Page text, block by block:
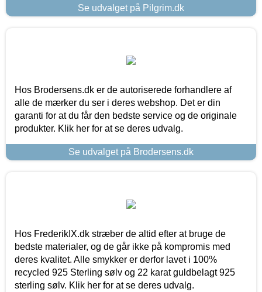
Se udvalget på Pilgrim.dk
Hos Brodersens.dk er de autoriserede forhandlere af
alle de mærker du ser i deres webshop. Det er din
garanti for at du får den bedste service og de originale
produkter. Klik her for at se deres udvalg.
Se udvalget på Brodersens.dk
Hos FrederikIX.dk stræber de altid efter at bruge de
bedste materialer, og de går ikke på kompromis med
deres kvalitet. Alle smykker er derfor lavet i 100%
recycled 925 Sterling sølv og 22 karat guldbelagt 925
sterling sølv. Klik her for at se deres udvalg.